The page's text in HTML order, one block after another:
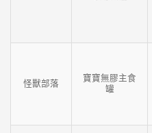
怪獸部落
寶寶無膠主食
罐